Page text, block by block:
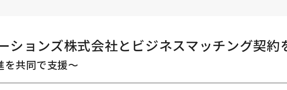
ションズ株式会社とビジネスマッチング契約
を共同で支援～